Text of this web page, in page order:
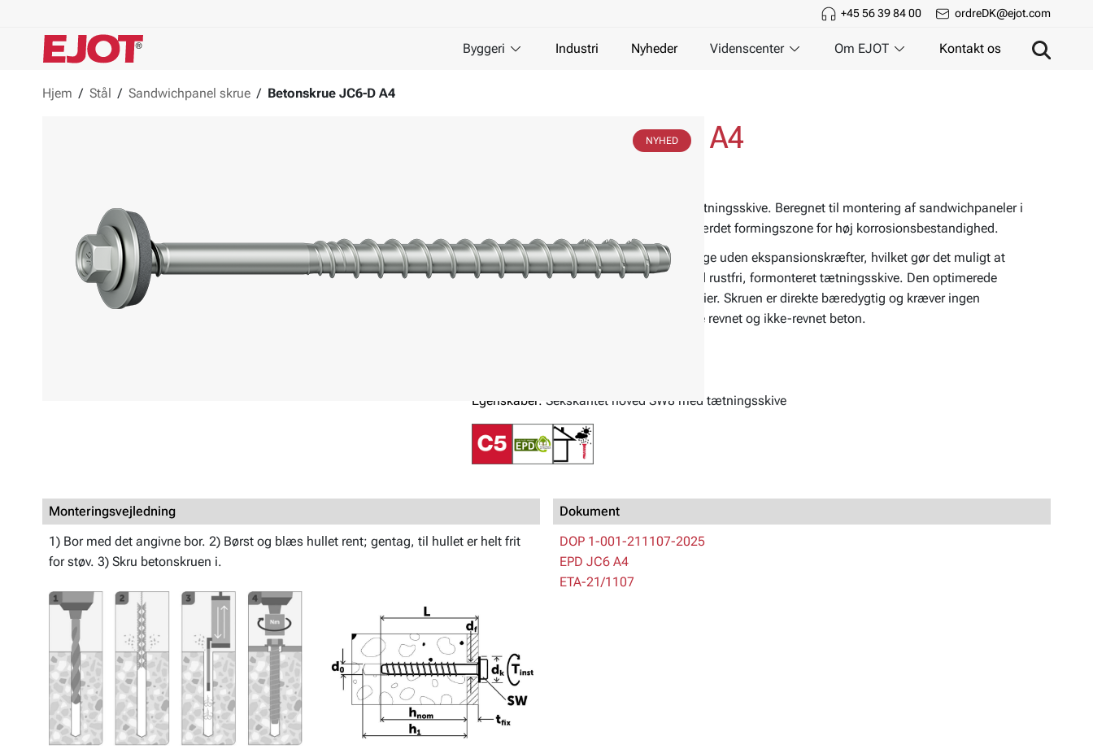
+45 56 39 84 00 ordreDK@ejot.com
Byggeri Industri Nyheder Videnscenter Om EJOT Kontakt os
Hjem / Stål / Sandwichpanel skrue / Betonskrue JC6-D A4
NYHED
Betonskrue JC6-D A4
Betonskrue med sekskantet hoved og tætningsskive. Beregnet til montering af sandwichpaneler i
beton, fremstillet i rustfrit stål A4 med hærdet formingszone for høj korrosionsbestandighed.
Konstrueret til hurtige og effektive montage uden ekspansionskræfter, hvilket gør det muligt at
anvende små kantafstande. Leveres med rustfri, formonteret tætningsskive. Den optimerede
gevindgeometrin giver høje udtræksværdier. Skruen er direkte bæredygtig og kræver ingen
indføringsskinne. Velegnet til brug i både revnet og ikke-revnet beton.
Egenskaber: Sekskantet hoved SW8 med tætningsskive
Monteringsvejledning
1) Bor med det angivne bor. 2) Børst og blæs hullet rent; gentag, til hullet er helt frit
for støv. 3) Skru betonskruen i.
Dokument
DOP 1-001-211107-2025
EPD JC6 A4
ETA-21/1107